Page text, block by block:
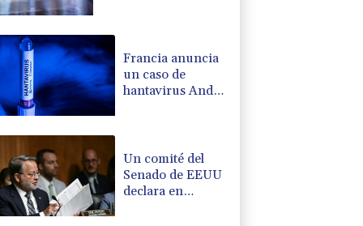
hantavirus
Francia anuncia
un caso de
hantavirus Andes
Un comité del
Senado de EEUU
declara en